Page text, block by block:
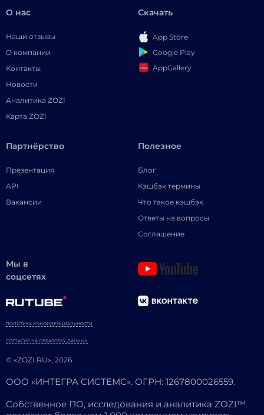
О нас
Наши отзывы
О компании
Контакты
Новости
Аналитика ZOZI
Карта ZOZI
Скачать
App Store
Google Play
AppGallery
Партнёрство
Презентация
API
Вакансии
Полезное
Блог
Кэшбэк термины
Что такое кэшбэк
Ответы на вопросы
Соглашение
Мы в
соцсетях
© «ZOZI.RU», 2026
ПОЛИТИКА КОНФИДЕНЦИАЛЬНОСТИ
СОГЛАСИЕ НА ОБРАБОТКУ ДАННЫХ
ООО «ИНТЕГРА СИСТЕМС». ОГРН: 1267800026559.
Собственное ПО, исследования и аналитика ZOZI™